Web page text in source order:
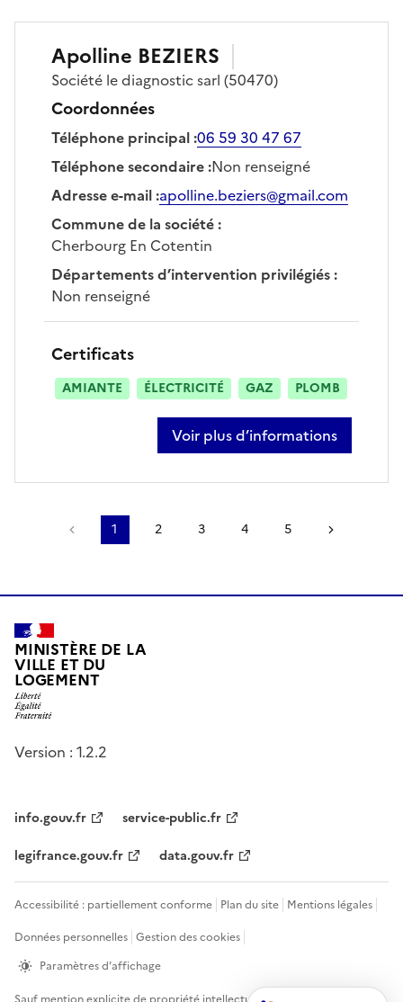
Apolline BEZIERS
Société le diagnostic sarl (50470)
Coordonnées
Téléphone principal:06 59 30 47 67
Téléphone secondaire:Non renseigné
Adresse e-mail:apolline.beziers@gmail.com
Commune de la société:
Cherbourg En Cotentin
Départements d’intervention privilégiés:
Non renseigné
Certificats
AMIANTE ÉLECTRICITÉ GAZ PLOMB
Voir plus d’informations
sur apolline beziers
Page précédente
1 2 3 4 5
MINISTÈRE DE LA
VILLE ET DU
LOGEMENT
Version : 1.2.2
info.gouv.fr
service-public.fr
legifrance.gouv.fr
data.gouv.fr
Accessibilité : partiellement conforme Plan du site Mentions légales
Données personnelles Gestion des cookies
Paramètres d’affichage